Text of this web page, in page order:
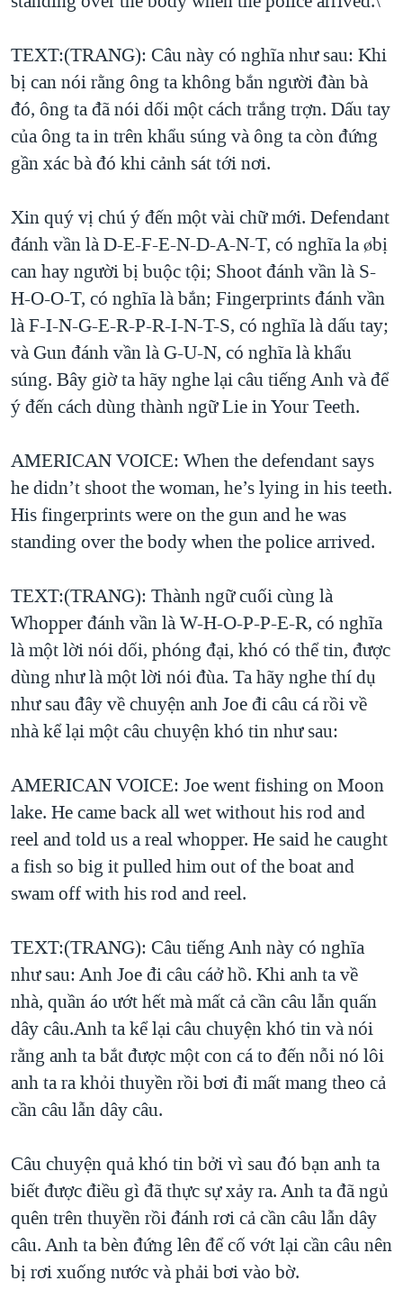
TEXT:(TRANG): Câu này có nghĩa như sau: Khi
bị can nói rằng ông ta không bắn người đàn bà
đó, ông ta đã nói dối một cách trắng trợn. Dấu tay
của ông ta in trên khẩu súng và ông ta còn đứng
gần xác bà đó khi cảnh sát tới nơi.
Xin quý vị chú ý đến một vài chữ mới. Defendant
đánh vần là D-E-F-E-N-D-A-N-T, có nghĩa la øbị
can hay người bị buộc tội; Shoot đánh vần là S-
H-O-O-T, có nghĩa là bắn; Fingerprints đánh vần
là F-I-N-G-E-R-P-R-I-N-T-S, có nghĩa là dấu tay;
và Gun đánh vần là G-U-N, có nghĩa là khẩu
súng. Bây giờ ta hãy nghe lại câu tiếng Anh và để
ý đến cách dùng thành ngữ Lie in Your Teeth.
AMERICAN VOICE: When the defendant says
he didn’t shoot the woman, he’s lying in his teeth.
His fingerprints were on the gun and he was
standing over the body when the police arrived.
TEXT:(TRANG): Thành ngữ cuối cùng là
Whopper đánh vần là W-H-O-P-P-E-R, có nghĩa
là một lời nói dối, phóng đại, khó có thể tin, được
dùng như là một lời nói đùa. Ta hãy nghe thí dụ
như sau đây về chuyện anh Joe đi câu cá rồi về
nhà kể lại một câu chuyện khó tin như sau:
AMERICAN VOICE: Joe went fishing on Moon
lake. He came back all wet without his rod and
reel and told us a real whopper. He said he caught
a fish so big it pulled him out of the boat and
swam off with his rod and reel.
TEXT:(TRANG): Câu tiếng Anh này có nghĩa
như sau: Anh Joe đi câu cáở hồ. Khi anh ta về
nhà, quần áo ướt hết mà mất cả cần câu lẫn quấn
dây câu.Anh ta kể lại câu chuyện khó tin và nói
rằng anh ta bắt được một con cá to đến nỗi nó lôi
anh ta ra khỏi thuyền rồi bơi đi mất mang theo cả
cần câu lẫn dây câu.
Câu chuyện quả khó tin bởi vì sau đó bạn anh ta
biết được điều gì đã thực sự xảy ra. Anh ta đã ngủ
quên trên thuyền rồi đánh rơi cả cần câu lẫn dây
câu. Anh ta bèn đứng lên để cố vớt lại cần câu nên
bị rơi xuống nước và phải bơi vào bờ.